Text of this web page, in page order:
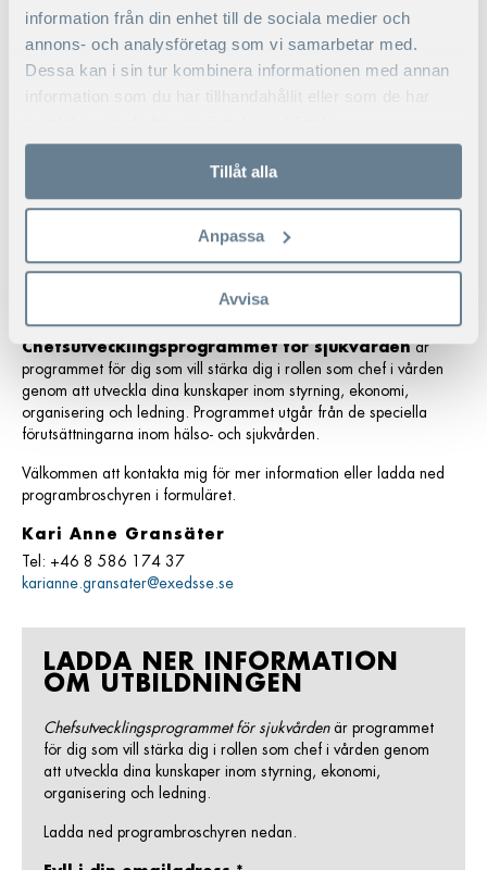
information från din enhet till de sociala medier och
annons- och analysföretag som vi samarbetar med.
Dessa kan i sin tur kombinera informationen med annan
information som du har tillhandahållit eller som de har
Tillåt alla
Anpassa
Avvisa
VÄLKOMMEN ATT KONTAKTA
OSS OM VÅRA UTBILDNINGAR
utbildningar för seniora chefer och ledare.
Chefsutvecklingsprogrammet för sjukvårdenär
programmet för dig som vill stärka dig i rollen som chef i vården
genom att utveckla dina kunskaper inom styrning, ekonomi,
organisering och ledning. Programmet utgår från de speciella
förutsättningarna inom hälso- och sjukvården.
Välkommen att kontakta mig för mer information eller ladda ned
programbroschyren i formuläret.
Kari Anne Gransäter
Tel: +46 8 586 174 37
karianne.gransater@exedsse.se
LADDA NER INFORMATION
OM UTBILDNINGEN
Chefsutvecklingsprogrammet för sjukvården är programmet
för dig som vill stärka dig i rollen som chef i vården genom
att utveckla dina kunskaper inom styrning, ekonomi,
organisering och ledning.
Ladda ned programbroschyren nedan.